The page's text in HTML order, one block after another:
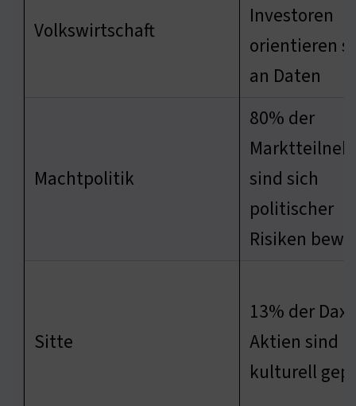
Volkswirtschaft
Investoren
orientieren
an Daten
Machtpolitik
80% der
sind sich
politischer
Risiken
Sitte
13% der Dax-
Aktien sind
kulturell